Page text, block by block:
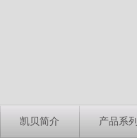
凯贝简介 产品系列